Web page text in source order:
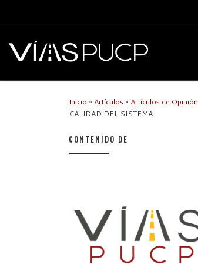
Inicio » Artículos » Artículos de Opinión
CALIDAD DEL SISTEMA
CONTENIDO DE